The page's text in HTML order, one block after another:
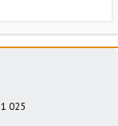
1 025